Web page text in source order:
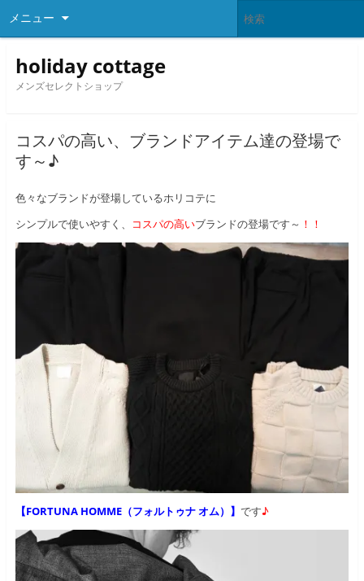
メニュー
holiday cottage
メンズセレクトショップ
コスパの高い、ブランドアイテム達の登場で
す～♪
色々なブランドが登場しているホリコテに
シンプルで使いやすく、
コスパの高いブランドの登場です～ ！！
【FORTUNA HOMME（フォルトゥナ オム）】 です♪